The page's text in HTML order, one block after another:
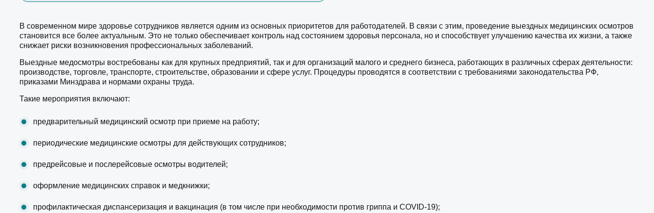
В современном мире здоровье сотрудников является одним из основных приоритетов для работодателей. В связи с этим, проведение выездных медицинских осмотров
становится все более актуальным. Это не только обеспечивает контроль над состоянием здоровья персонала, но и способствует улучшению качества их жизни, а также
снижает риски возникновения профессиональных заболеваний.
Выездные медосмотры востребованы как для крупных предприятий, так и для организаций малого и среднего бизнеса, работающих в различных сферах деятельности:
производстве, торговле, транспорте, строительстве, образовании и сфере услуг. Процедуры проводятся в соответствии с требованиями законодательства РФ,
приказами Минздрава и нормами охраны труда.
Такие мероприятия включают:
предварительный медицинский осмотр при приеме на работу;
периодические медицинские осмотры для действующих сотрудников;
предрейсовые и послерейсовые осмотры водителей;
оформление медицинских справок и медкнижки;
профилактическая диспансеризация и вакцинация (в том числе при необходимости против гриппа и COVID-19);